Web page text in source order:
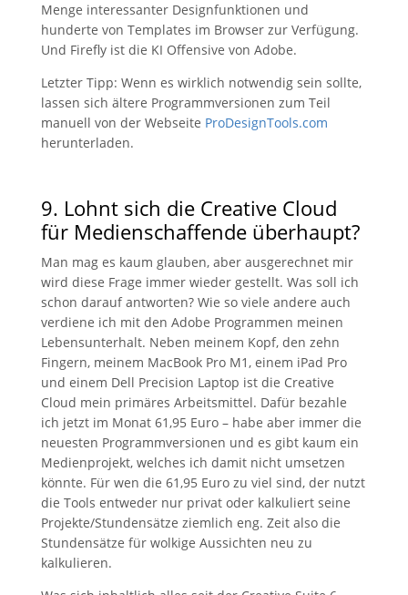
Menge interessanter Designfunktionen und
hunderte von Templates im Browser zur Verfügung.
Und Firefly ist die KI Offensive von Adobe.
Letzter Tipp: Wenn es wirklich notwendig sein sollte,
lassen sich ältere Programmversionen zum Teil
manuell von der Webseite ProDesignTools.com
herunterladen.
9. Lohnt sich die Creative Cloud
für Medienschaffende überhaupt?
Man mag es kaum glauben, aber ausgerechnet mir
wird diese Frage immer wieder gestellt. Was soll ich
schon darauf antworten? Wie so viele andere auch
verdiene ich mit den Adobe Programmen meinen
Lebensunterhalt. Neben meinem Kopf, den zehn
Fingern, meinem MacBook Pro M1, einem iPad Pro
und einem Dell Precision Laptop ist die Creative
Cloud mein primäres Arbeitsmittel. Dafür bezahle
ich jetzt im Monat 61,95 Euro – habe aber immer die
neuesten Programmversionen und es gibt kaum ein
Medienprojekt, welches ich damit nicht umsetzen
könnte. Für wen die 61,95 Euro zu viel sind, der nutzt
die Tools entweder nur privat oder kalkuliert seine
Projekte/Stundensätze ziemlich eng. Zeit also die
Stundensätze für wolkige Aussichten neu zu
kalkulieren.